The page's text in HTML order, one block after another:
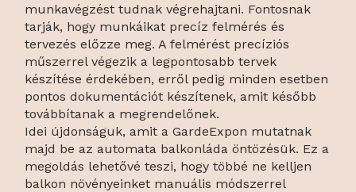
munkavégzést tudnak végrehajtani. Fontosnak
tarják, hogy munkáikat precíz felmérés és
tervezés előzze meg. A felmérést precíziós
műszerrel végezik a legpontosabb tervek
készítése érdekében, erről pedig minden esetben
pontos dokumentációt készítenek, amit később
továbbítanak a megrendelőnek.
Idei újdonságuk, amit a GardeExpon mutatnak
majd be az automata balkonláda öntözésük. Ez a
megoldás lehetővé teszi, hogy többé ne kelljen
balkon növényeinket manuális módszerrel